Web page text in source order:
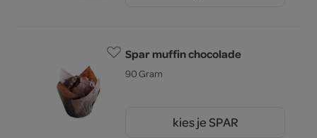
Spar muffin chocolade
90 Gram
kies je SPAR